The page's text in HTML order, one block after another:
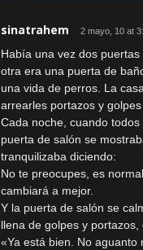
sinatrahem 2 mayo, 10 at
Había una vez dos
otra era una puerta de
una vida de perros. La
arrearles portazos y golpes
Cada noche, cuando
puerta de salón se
tranquilizaba diciendo:
No te preocupes, es
cambiará a mejor.
Y la puerta de salón se
llena de golpes y portazos,
«Ya está bien. No